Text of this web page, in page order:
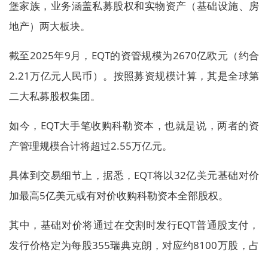
堡家族，业务涵盖私募股权和实物资产（基础设施、房
地产）两大板块。
截至2025年9月，EQT的资管规模为2670亿欧元（约合
2.21万亿元人民币）。按照募资规模计算，其是全球第
二大私募股权集团。
如今，EQT大手笔收购科勒资本，也就是说，两者的资
产管理规模合计将超过2.55万亿元。
具体到交易细节上，据悉，EQT将以32亿美元基础对价
加最高5亿美元或有对价收购科勒资本全部股权。
其中，基础对价将通过在交割时发行EQT普通股支付，
发行价格定为每股355瑞典克朗，对应约8100万股，占